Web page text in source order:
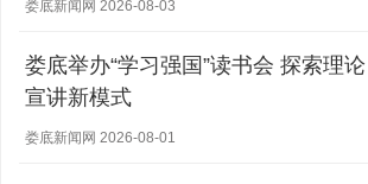
娄底新闻网 2026-08-03
娄底举办“学习强国”读书会 探索理论
宣讲新模式
娄底新闻网 2026-08-01